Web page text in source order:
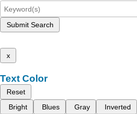
Submit Search
x
Text Color
Reset
Bright
Blues Gray Inverted